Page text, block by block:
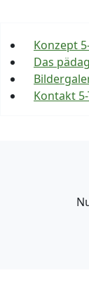
Konzept
Das
Kontakt